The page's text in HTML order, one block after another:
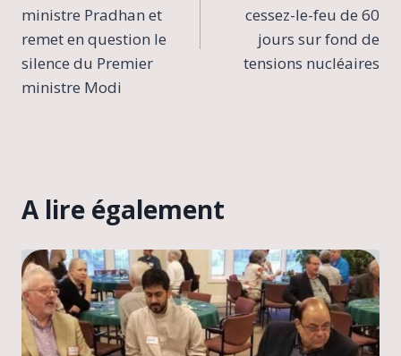
ministre Pradhan et
remet en question le
silence du Premier
ministre Modi
cessez-le-feu de 60
jours sur fond de
tensions nucléaires
A lire également